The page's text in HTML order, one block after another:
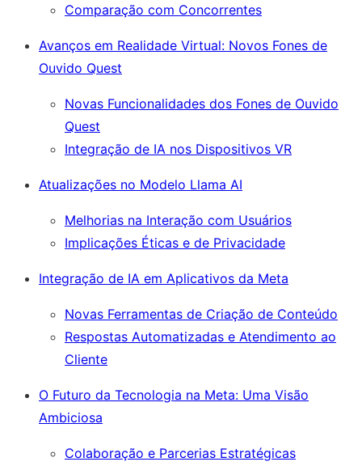
Comparação com Concorrentes
Avanços em Realidade Virtual: Novos Fones de
Ouvido Quest
Novas Funcionalidades dos Fones de Ouvido
Quest
Integração de IA nos Dispositivos VR
Atualizações no Modelo Llama AI
Melhorias na Interação com Usuários
Implicações Éticas e de Privacidade
Integração de IA em Aplicativos da Meta
Novas Ferramentas de Criação de Conteúdo
Respostas Automatizadas e Atendimento ao
Cliente
O Futuro da Tecnologia na Meta: Uma Visão
Ambiciosa
Colaboração e Parcerias Estratégicas